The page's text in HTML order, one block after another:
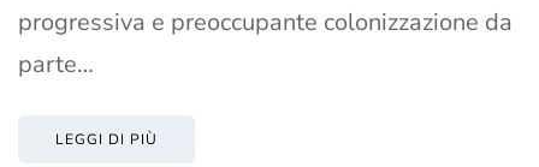
progressiva e preoccupante colonizzazione da
parte…
LEGGI DI PIÙ